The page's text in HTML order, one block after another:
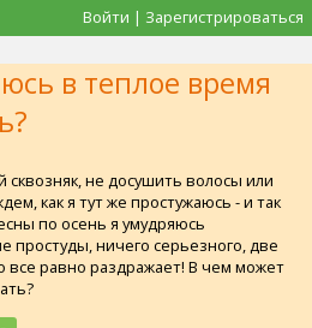
Войти | Зарегистрироваться
в теплое время
сквозняк, не досушить волосы или
как я тут же простужаюсь - и так
по осень я умудряюсь
простуды, ничего серьезного, две
все равно раздражает! В чем может